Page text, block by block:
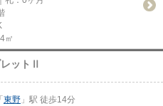
㎡
ットⅡ
「 東野 」駅 徒歩14分